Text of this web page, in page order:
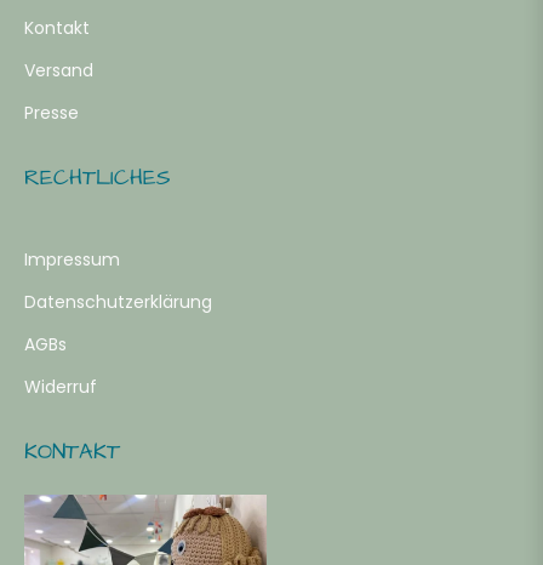
Kontakt
Versand
Presse
RECHTLICHES
Impressum
Datenschutzerklärung
AGBs
Widerruf
KONTAKT